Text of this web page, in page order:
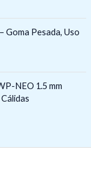
Goma Pesada, Uso
NEO 1.5 mm